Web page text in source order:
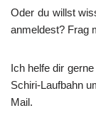
Oder du willst
anmeldest? Frag
Ich helfe dir
Schiri-Laufbahn
Mail.